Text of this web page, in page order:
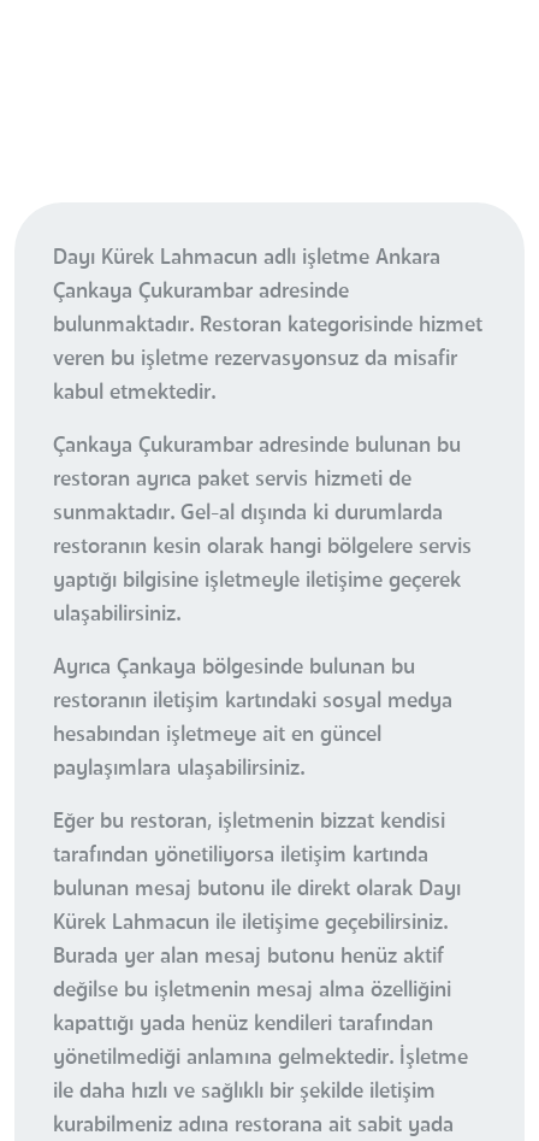
Dayı Kürek Lahmacun adlı işletme Ankara
Çankaya Çukurambar adresinde
bulunmaktadır. Restoran kategorisinde hizmet
veren bu işletme rezervasyonsuz da misafir
kabul etmektedir.
Çankaya Çukurambar adresinde bulunan bu
restoran ayrıca paket servis hizmeti de
sunmaktadır. Gel-al dışında ki durumlarda
restoranın kesin olarak hangi bölgelere servis
yaptığı bilgisine işletmeyle iletişime geçerek
ulaşabilirsiniz.
Ayrıca Çankaya bölgesinde bulunan bu
restoranın iletişim kartındaki sosyal medya
hesabından işletmeye ait en güncel
paylaşımlara ulaşabilirsiniz.
Eğer bu restoran, işletmenin bizzat kendisi
tarafından yönetiliyorsa iletişim kartında
bulunan mesaj butonu ile direkt olarak Dayı
Kürek Lahmacun ile iletişime geçebilirsiniz.
Burada yer alan mesaj butonu henüz aktif
değilse bu işletmenin mesaj alma özelliğini
kapattığı yada henüz kendileri tarafından
yönetilmediği anlamına gelmektedir. İşletme
ile daha hızlı ve sağlıklı bir şekilde iletişim
kurabilmeniz adına restorana ait sabit yada